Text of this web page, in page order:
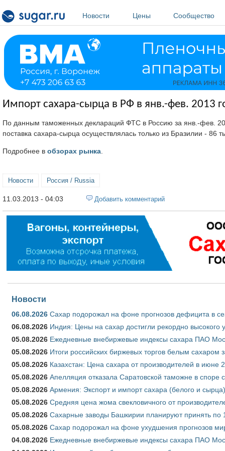
Новости
Цены Сообщество
Импорт сахара-сырца в РФ в янв.-фев. 2013
По данным таможенных деклараций ФТС в Россию за янв.-фев.
поставка сахара-сырца осуществлялась только из Бразилии - 86
Подробнее в обзорах рынка
Новости Россия / Russia
11.03.2013 - 04:03 Добавить комментарий
Новости
06.08.2026 Сахар подорожал на фоне прогнозов дефицита в
06.08.2026 Индия: Цены на сахар достигли рекордно высокого
05.08.2026 Ежедневные внебиржевые индексы сахара ПАО
05.08.2026 Итоги российских биржевых торгов белым сахаром
05.08.2026 Казахстан: Цена сахара от производителей в июне
05.08.2026 Апелляция отказала Саратовской таможне в
05.08.2026 Армения: Экспорт и импорт сахара (белого и
05.08.2026 Средняя цена жома свекловичного от
05.08.2026 Сахарные заводы Башкирии планируют принять по
05.08.2026 Сахар подорожал на фоне ухудшения прогнозов
04.08.2026 Ежедневные внебиржевые индексы сахара ПАО